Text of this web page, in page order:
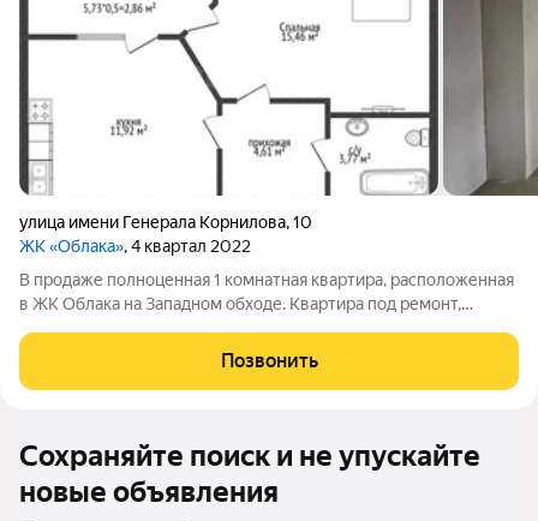
улица имени Генерала Корнилова,10
ЖК «Облака», 4 квартал 2022
В продаже полноценная 1 комнатная квартира, расположенная
в ЖК Облака на Западном обходе. Квартира под ремонт,
электрики. Развитая инфраструктура: остановки
общественного транспорта, школы, детские
Позвонить
Сохраняйте поиск и не упускайте
новые объявления